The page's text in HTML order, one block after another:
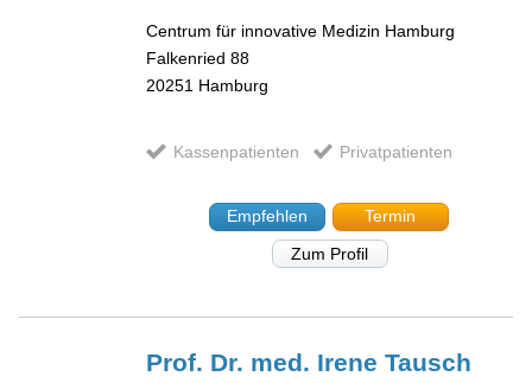
Centrum für innovative Medizin Hamburg
Falkenried 88
20251 Hamburg
Kassenpatienten Privatpatienten
Empfehlen
Termin
Zum Profil
Prof. Dr. med. IreneTausch